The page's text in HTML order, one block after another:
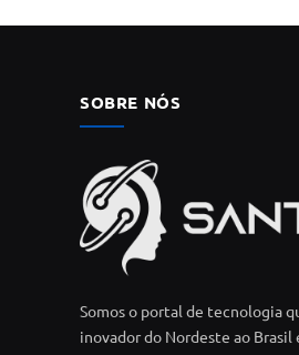
SOBRE NÓS
Somos o portal de tecnologia
inovador do Nordeste ao Brasil